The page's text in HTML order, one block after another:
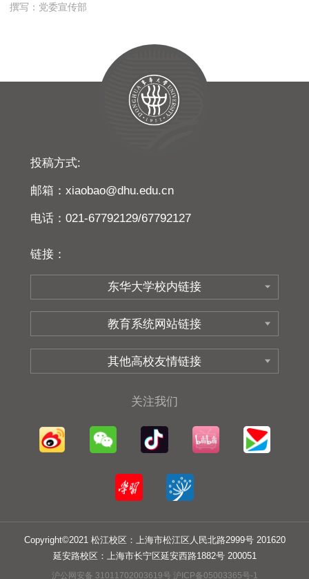
撰写：党委宣传部
投稿方式:
邮箱：xiaobao@dhu.edu.cn
电话：021-67792129/67792127
链接：
关注我们
Copyright©2021 松江校区：上海市松江区人民北路2999号 201620
延安路校区：上海市长宁区延安西路1882号 200051
沪公网安备 31011702003619号 沪ICP备05003365号-1